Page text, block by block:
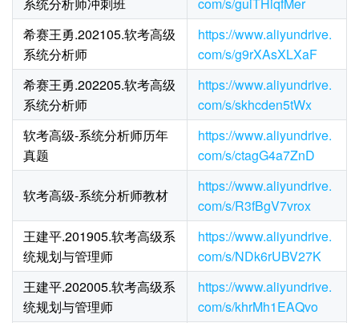
希赛王勇.202105.软考高级
系统分析师
https://www.aliyundrive.
com/s/g9rXAsXLXaF
希赛王勇.202205.软考高级
系统分析师
https://www.aliyundrive.
com/s/skhcden5tWx
软考高级-系统分析师历年
真题
https://www.aliyundrive.
com/s/ctagG4a7ZnD
软考高级-系统分析师教材
https://www.aliyundrive.
com/s/R3fBgV7vrox
王建平.201905.软考高级系
统规划与管理师
https://www.aliyundrive.
com/s/NDk6rUBV27K
王建平.202005.软考高级系
统规划与管理师
https://www.aliyundrive.
com/s/khrMh1EAQvo